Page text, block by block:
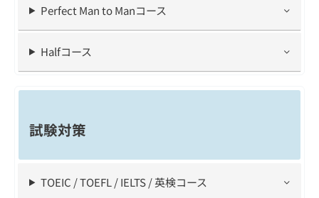
Perfect Man to Manコース
Halfコース
試験対策
TOEIC / TOEFL / IELTS / 英検コース